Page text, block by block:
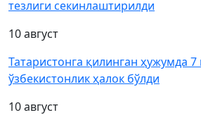
тезлиги секинлаштирилди
10 август
Татаристонга қилинган ҳужумда
ўзбекистонлик ҳалок бўлди
10 август